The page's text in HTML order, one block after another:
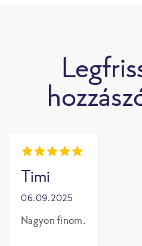
Timi
06.09.2025
Nagyon finom.